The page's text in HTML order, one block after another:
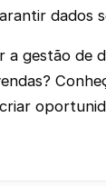
dados
a gestão de